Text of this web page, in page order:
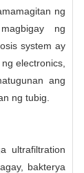
ng
ng
system ay
electronics,
ang
ng tubig.
ultrafiltration
bakterya